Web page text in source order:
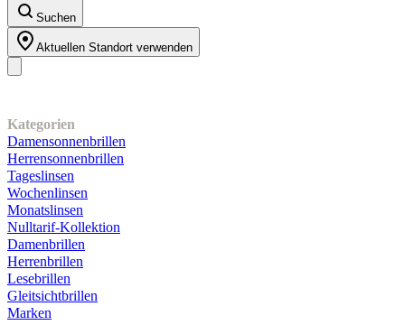
Suchen
Aktuellen Standort verwenden
Kategorien
Damensonnenbrillen
Herrensonnenbrillen
Tageslinsen
Wochenlinsen
Monatslinsen
Nulltarif-Kollektion
Damenbrillen
Herrenbrillen
Lesebrillen
Gleitsichtbrillen
Marken